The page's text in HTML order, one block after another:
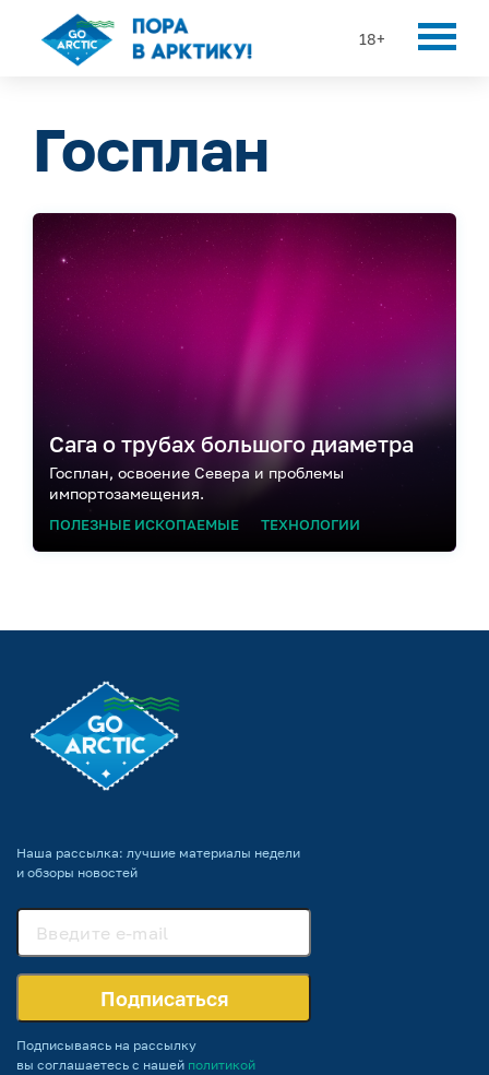
18+
Госплан
Сага о трубах большого диаметра
Госплан, освоение Севера и проблемы
импортозамещения.
ПОЛЕЗНЫЕ ИСКОПАЕМЫЕ ТЕХНОЛОГИИ
Наша рассылка: лучшие материалы недели
и обзоры новостей
Подписаться
Подписываясь на рассылку
вы соглашаетесь с нашей политикой